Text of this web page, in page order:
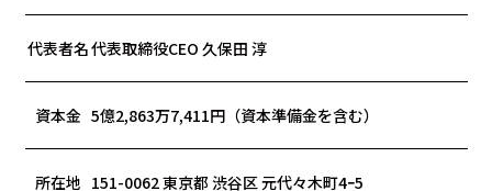
代表者名代表取締役CEO 久保田 淳
資本金 5億2,863万7,411円（資本準備金を含む）
所在地 151-0062 東京都 渋谷区 元代々木町4ｰ5